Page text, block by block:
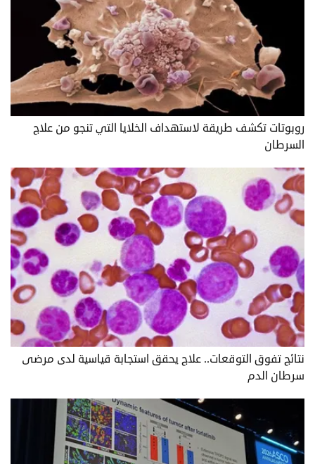
روبوتات تكشف طريقة لاستهداف الخلايا التي تنجو من علاج
السرطان
نتائج تفوق التوقعات.. علاج يحقق استجابة قياسية لدى مرضى
سرطان الدم